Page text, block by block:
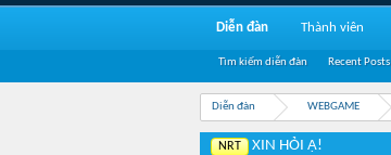
Diễn đàn WEBGAME
NRT XIN HỎI Ạ!
Diễn đàn
Tìm kiếm diễn đàn Recent Posts
Thành viên